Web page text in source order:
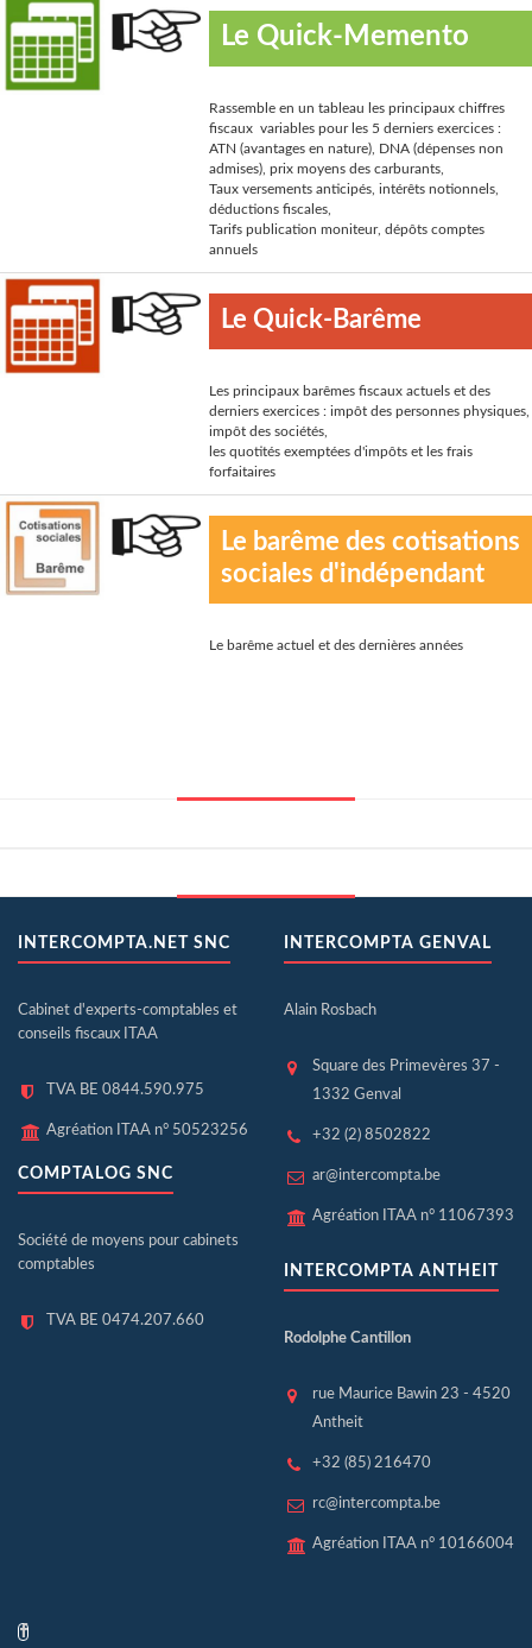
Le Quick-Memento
Rassemble en un tableau les principaux chiffres
fiscaux variables pour les 5 derniers exercices :
ATN (avantages en nature), DNA (dépenses non
admises), prix moyens des carburants,
Taux versements anticipés, intérêts notionnels,
déductions fiscales,
Tarifs publication moniteur, dépôts comptes
annuels
Le Quick-Barême
Les principaux barêmes fiscaux actuels et des
derniers exercices : impôt des personnes physiques,
impôt des sociétés,
les quotités exemptées d'impôts et les frais
forfaitaires
Le barême des cotisations
sociales d'indépendant
Le barême actuel et des dernières années
INTERCOMPTA.NET SNC
Cabinet d'experts-comptables et
conseils fiscaux ITAA
TVA BE 0844.590.975
Agréation ITAA n° 50523256
COMPTALOG SNC
Société de moyens pour cabinets
comptables
TVA BE 0474.207.660
INTERCOMPTA GENVAL
Alain Rosbach
Square des Primevères 37 -
1332 Genval
+32 (2) 8502822
ar@intercompta.be
Agréation ITAA n° 11067393
INTERCOMPTA ANTHEIT
Rodolphe Cantillon
rue Maurice Bawin 23 - 4520
Antheit
+32 (85) 216470
rc@intercompta.be
Agréation ITAA n° 10166004